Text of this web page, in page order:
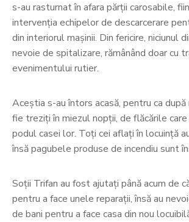
s-au rasturnat în afara părții carosabile,
intervenția echipelor de descarcerare
din interiorul mașinii. Din fericire, niciunul
nevoie de spitalizare, rămânând doar cu
evenimentului rutier.
Aceștia s-au întors acasă, pentru ca după
fie treziți în miezul nopții, de flăcările
podul casei lor. Toți cei aflați în locuință
însă pagubele produse de incendiu sunt
Soții Trifan au fost ajutați până acum de
pentru a face unele reparații, însă au
de bani pentru a face casa din nou